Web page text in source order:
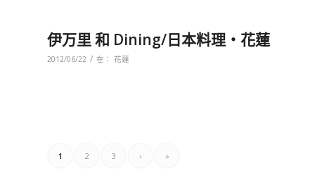
伊万里 和 Dining/日本料理‧花蓮
2012/06/22 / 在： 花蓮
1 2 3 › »